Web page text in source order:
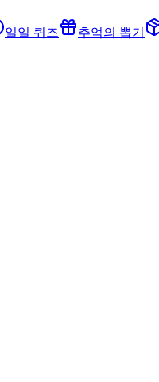
일일 퀴즈 추억의 뽑기